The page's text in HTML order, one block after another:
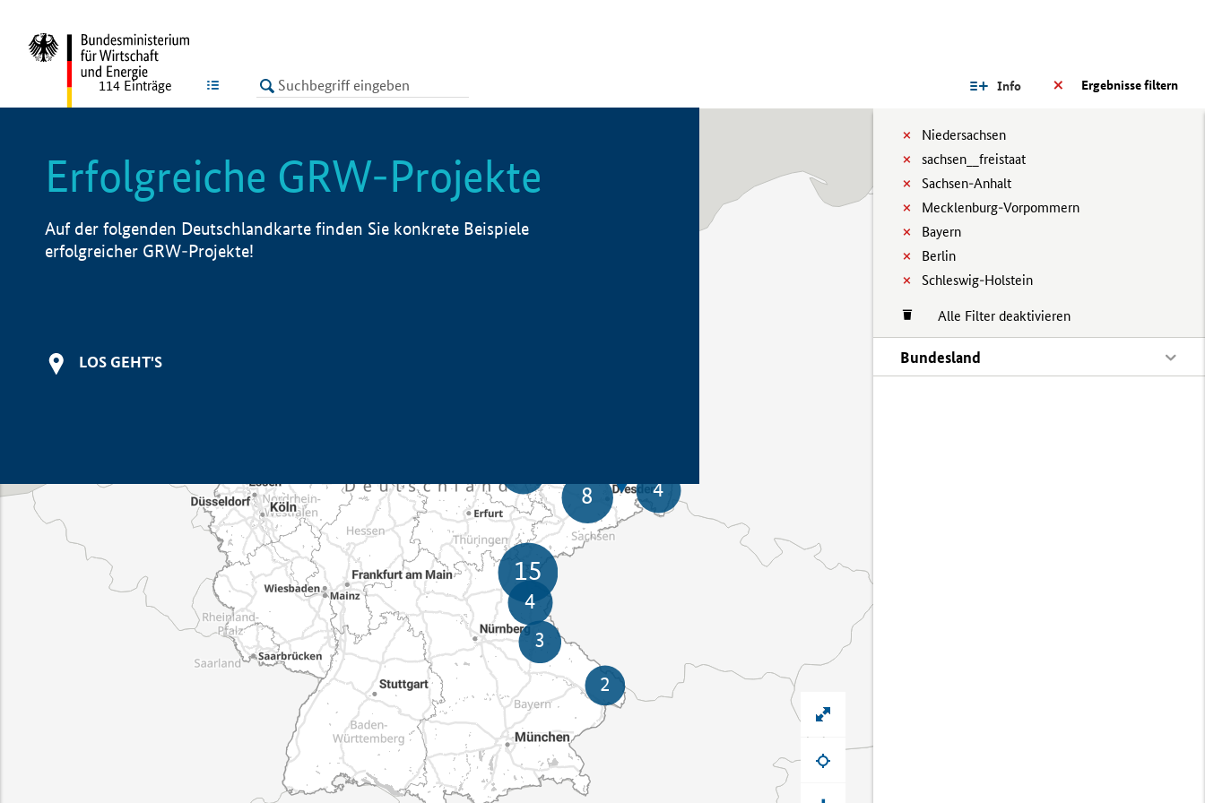
LISTE Ergebnisse filtern
Info
Niedersachsen
sachsen__freistaat
Sachsen-Anhalt
Mecklenburg-Vorpommern
Bayern
Berlin
Schleswig-Holstein
Alle Filter deaktivieren
Bundesland
114 Einträge
Erfolgreiche GRW-Projekte
Auf der folgenden Deutschlandkarte finden Sie konkrete Beispiele
erfolgreicher GRW-Projekte!
LOS GEHT'S